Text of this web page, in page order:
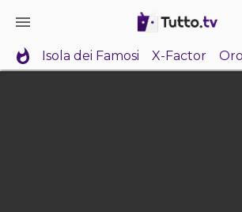
Isola dei Famosi X-Factor